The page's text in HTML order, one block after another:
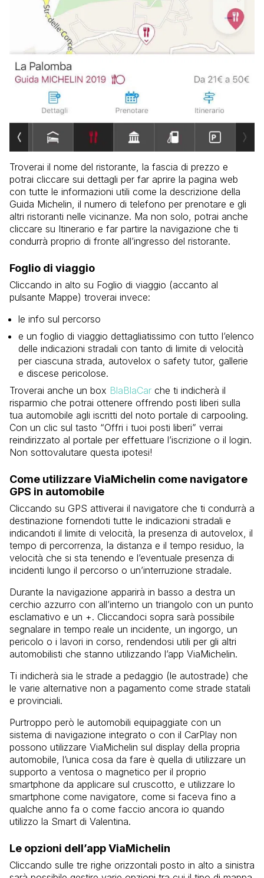
Troverai il nome del ristorante, la fascia di prezzo e
potrai cliccare sui dettagli per far aprire la pagina web
con tutte le informazioni utili come la descrizione della
Guida Michelin, il numero di telefono per prenotare e gli
altri ristoranti nelle vicinanze. Ma non solo, potrai anche
cliccare su Itinerario e far partire la navigazione che ti
condurrà proprio di fronte all’ingresso del ristorante.
Foglio di viaggio
Cliccando in alto su Foglio di viaggio (accanto al
pulsante Mappe) troverai invece:
le info sul percorso
e un foglio di viaggio dettagliatissimo con tutto l’elenco
delle indicazioni stradali con tanto di limite di velocità
per ciascuna strada, autovelox o safety tutor, gallerie
e discese pericolose.
Troverai anche un box BlaBlaCar che ti indicherà il
risparmio che potrai ottenere offrendo posti liberi sulla
tua automobile agli iscritti del noto portale di carpooling.
Con un clic sul tasto “Offri i tuoi posti liberi” verrai
reindirizzato al portale per effettuare l’iscrizione o il login.
Non sottovalutare questa ipotesi!
Come utilizzare ViaMichelin come navigatore
GPS in automobile
Cliccando su GPS attiverai il navigatore che ti condurrà a
destinazione fornendoti tutte le indicazioni stradali e
indicandoti il limite di velocità, la presenza di autovelox, il
tempo di percorrenza, la distanza e il tempo residuo, la
velocità che si sta tenendo e l’eventuale presenza di
incidenti lungo il percorso o un’interruzione stradale.
Durante la navigazione apparirà in basso a destra un
cerchio azzurro con all’interno un triangolo con un punto
esclamativo e un +. Cliccandoci sopra sarà possibile
segnalare in tempo reale un incidente, un ingorgo, un
pericolo o i lavori in corso, rendendosi utili per gli altri
automobilisti che stanno utilizzando l’app ViaMichelin.
Ti indicherà sia le strade a pedaggio (le autostrade) che
le varie alternative non a pagamento come strade statali
e provinciali.
Purtroppo però le automobili equipaggiate con un
sistema di navigazione integrato o con il CarPlay non
possono utilizzare ViaMichelin sul display della propria
automobile, l’unica cosa da fare è quella di utilizzare un
supporto a ventosa o magnetico per il proprio
smartphone da applicare sul cruscotto, e utilizzare lo
smartphone come navigatore, come si faceva fino a
qualche anno fa o come faccio ancora io quando
utilizzo la Smart di Valentina.
Le opzioni dell’app ViaMichelin
Cliccando sulle tre righe orizzontali posto in alto a sinistra